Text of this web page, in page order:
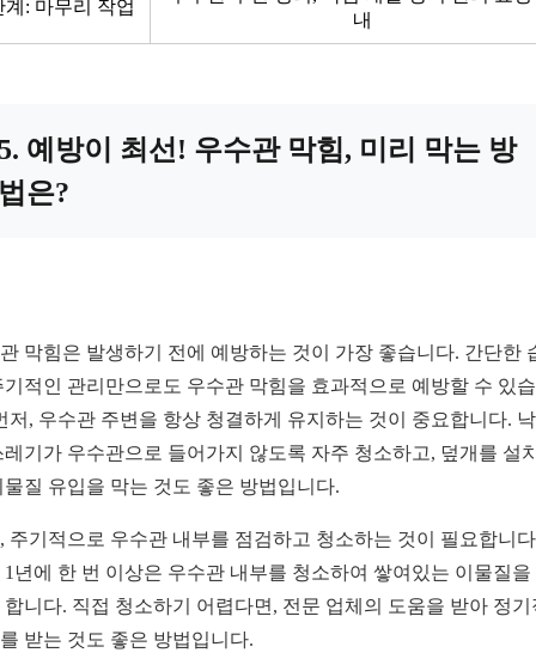
계: 마무리 작업
내
예방이 최선! 우수관 막힘, 미리 막는 방
은?
막힘은 발생하기 전에 예방하는 것이 가장 좋습니다. 간단한
기적인 관리만으로도 우수관 막힘을 효과적으로 예방할 수 있
저, 우수관 주변을 항상 청결하게 유지하는 것이 중요합니다.
레기가 우수관으로 들어가지 않도록 자주 청소하고, 덮개를 설
물질 유입을 막는 것도 좋은 방법입니다.
주기적으로 우수관 내부를 점검하고 청소하는 것이 필요합니
1년에 한 번 이상은 우수관 내부를 청소하여 쌓여있는 이물질을
합니다. 직접 청소하기 어렵다면, 전문 업체의 도움을 받아 정기
받는 것도 좋은 방법입니다.